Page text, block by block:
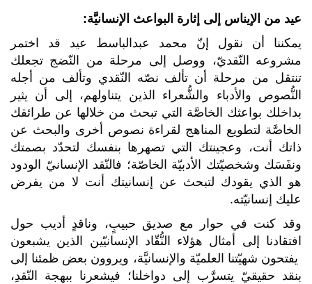
عيد من الإيناس إلى إثارة البواعث الإنسانيَّة:
يمكننا أن نقول إنّ محمد عبدالباسط عيد قد اختمر
مشروعه النّقديّ، ووصل إلى مرحلة من النّضج تجعلك
تنتقل من مرحلة أن تألف نصّه النّقدي وتألف من أجله
النُّصوص والأدباء والشُّعراء الذين يتناولهم، إلى أن يثير
بداخلك بواعثك الخاصَّة التي تبحث من خلالها عن طرائقك
الخاصَّة لتطويع المناهج لقراءة نصوص أخرى والبحث عن
ذاتك أنت، وعجينتك التي تصهرها بنفسك لتحدّد بصمتك
ونفَسَك وشخصيّتك الأدبيّة الخاصّة؛ فالنّقد الإنسانيّ الودود
هو الذي يقودك لتبحث عن إنسانيتك أنت لا من يفرض
عليك إنسانيّته.
وقد كنت في حوار مع صديق حبيبٍ، وناقدٍ أديب حول
افتقادنا إلى أمثال هؤلاء النُّقّاد الإنسانيّين الذين يشبعون
يفتحون شهيّتنا العلميّة والإنسانيَّة، ويروون بعض ظمئنا إلى
بنقد حقيقيّ يتسرَّب إلى دواخلنا؛ فيشعرنا ببهجة النّقدِ،